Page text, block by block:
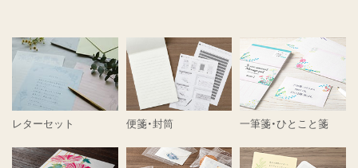
レターセット 便箋・封筒 一筆箋・ひとこと箋